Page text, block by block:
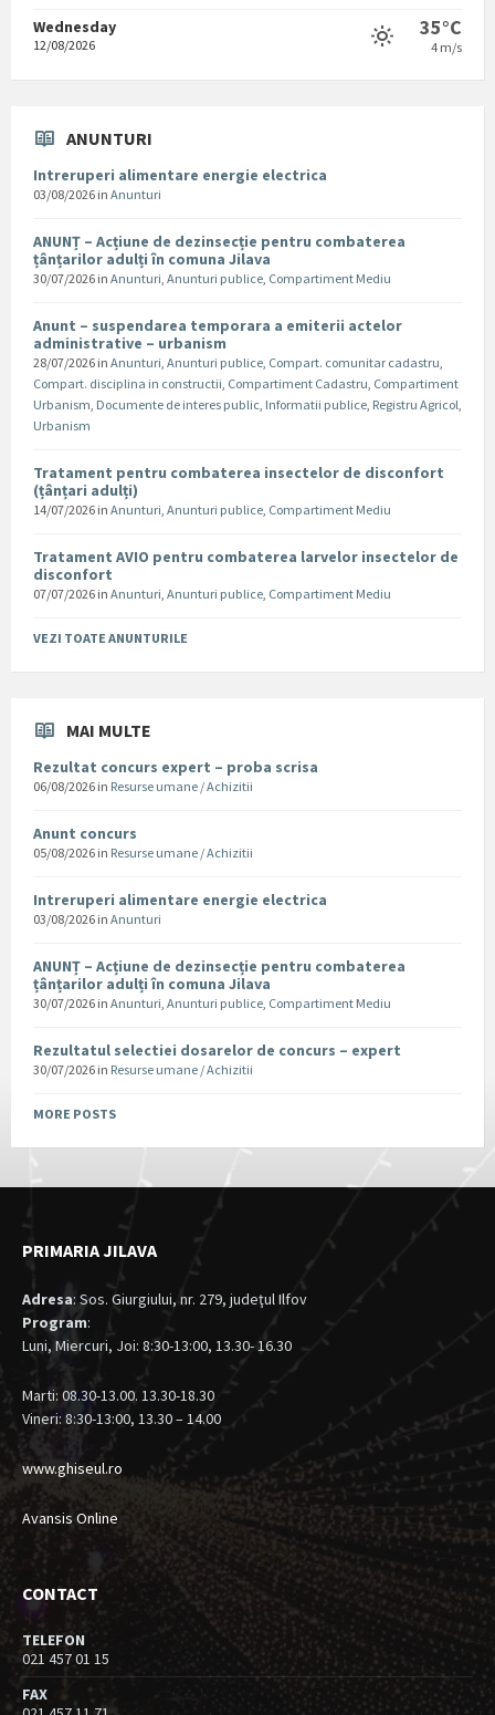
Wednesday
12/08/2026
35°C
4 m/s
ANUNTURI
Intreruperi alimentare energie electrica
03/08/2026 in Anunturi
ANUNȚ – Acțiune de dezinsecție pentru combaterea
țânțarilor adulți în comuna Jilava
30/07/2026 in Anunturi, Anunturi publice, Compartiment Mediu
Anunt – suspendarea temporara a emiterii actelor
administrative – urbanism
28/07/2026 in Anunturi, Anunturi publice, Compart. comunitar cadastru,
Compart. disciplina in constructii, Compartiment Cadastru, Compartiment
Urbanism, Documente de interes public, Informatii publice, Registru Agricol,
Urbanism
Tratament pentru combaterea insectelor de disconfort
(țânțari adulți)
14/07/2026 in Anunturi, Anunturi publice, Compartiment Mediu
Tratament AVIO pentru combaterea larvelor insectelor de
disconfort
07/07/2026 in Anunturi, Anunturi publice, Compartiment Mediu
VEZI TOATE ANUNTURILE
MAI MULTE
Rezultat concurs expert – proba scrisa
06/08/2026 in Resurse umane / Achizitii
Anunt concurs
05/08/2026 in Resurse umane / Achizitii
Intreruperi alimentare energie electrica
03/08/2026 in Anunturi
ANUNȚ – Acțiune de dezinsecție pentru combaterea
țânțarilor adulți în comuna Jilava
30/07/2026 in Anunturi, Anunturi publice, Compartiment Mediu
Rezultatul selectiei dosarelor de concurs – expert
30/07/2026 in Resurse umane / Achizitii
MORE POSTS
PRIMARIA JILAVA
Adresa: Sos. Giurgiului, nr. 279, judeţul Ilfov
Program:
Luni, Miercuri, Joi: 8:30-13:00, 13.30- 16.30
Marti: 08.30-13.00. 13.30-18.30
Vineri: 8:30-13:00, 13.30 – 14.00
www.ghiseul.ro
Avansis Online
CONTACT
TELEFON
021 457 01 15
FAX